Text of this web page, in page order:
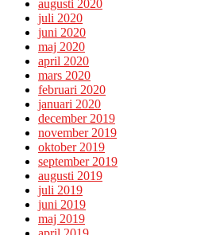
augusti 2020
juli 2020
juni 2020
maj 2020
april 2020
mars 2020
februari 2020
januari 2020
december 2019
november 2019
oktober 2019
september 2019
augusti 2019
juli 2019
juni 2019
maj 2019